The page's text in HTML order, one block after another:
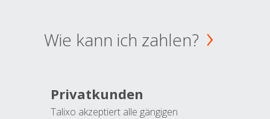
Wie kann ich zahlen?
Privatkunden
Talixo akzeptiert alle gängigen